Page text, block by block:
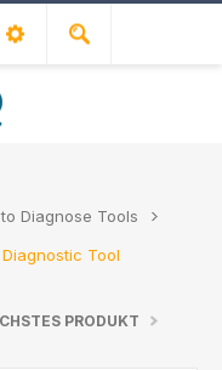
Diagnose Tools
Tool
PRODUKT